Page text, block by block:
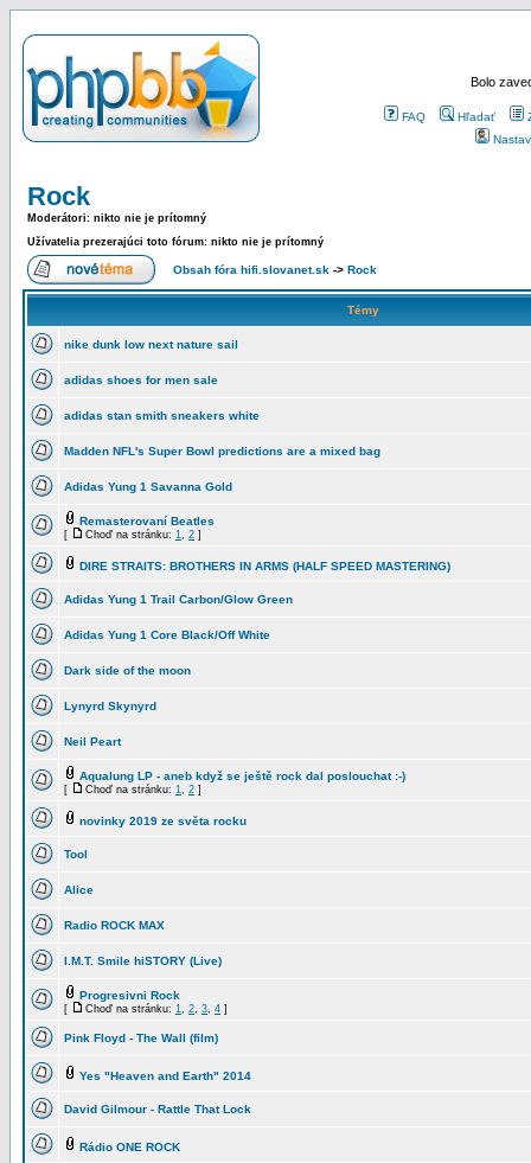
Bolo
FAQ Hľadať
Rock
Moderátori: nikto nie je prítomný
Užívatelia prezerajúci toto fórum: nikto nie je prítomný
Obsah fóra hifi.slovanet.sk -> Rock
Témy
nike dunk low next nature sail
adidas shoes for men sale
adidas stan smith sneakers white
Madden NFL's Super Bowl predictions are a mixed bag
Adidas Yung 1 Savanna Gold
Remasterovaní Beatles
[ Choď na stránku: 1, 2 ]
DIRE STRAITS: BROTHERS IN ARMS (HALF SPEED MASTERING)
Adidas Yung 1 Trail Carbon/Glow Green
Adidas Yung 1 Core Black/Off White
Dark side of the moon
Lynyrd Skynyrd
Neil Peart
Aqualung LP - aneb když se ještě rock dal poslouchat :-)
[ Choď na stránku: 1, 2 ]
novinky 2019 ze světa rocku
Tool
Alice
Radio ROCK MAX
I.M.T. Smile hiSTORY (Live)
Progresivni Rock
[ Choď na stránku: 1, 2, 3, 4 ]
Pink Floyd - The Wall (film)
Yes "Heaven and Earth" 2014
David Gilmour - Rattle That Lock
Rádio ONE ROCK